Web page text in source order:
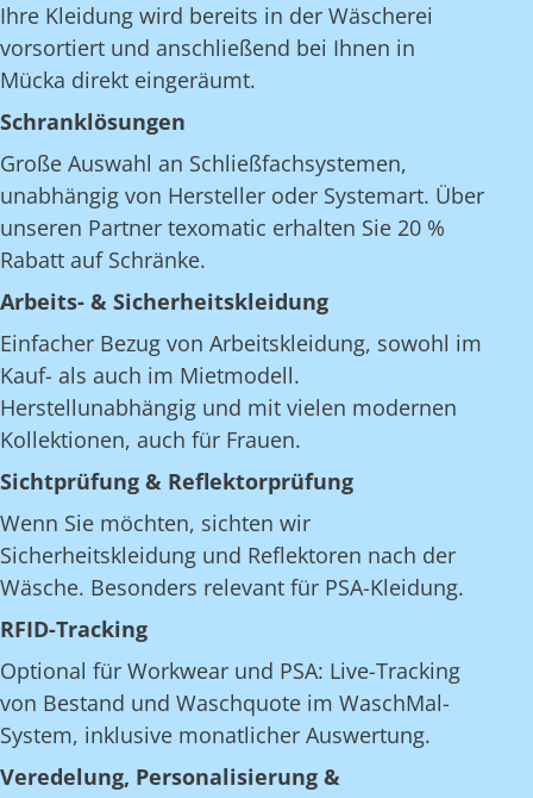
Ihre Kleidung wird bereits in der Wäscherei
vorsortiert und anschließend bei Ihnen in
Mücka direkt eingeräumt.
Schranklösungen
Große Auswahl an Schließfachsystemen,
unabhängig von Hersteller oder Systemart. Über
unseren Partner texomatic erhalten Sie 20 %
Rabatt auf Schränke.
Arbeits- & Sicherheitskleidung
Einfacher Bezug von Arbeitskleidung, sowohl im
Kauf- als auch im Mietmodell.
Herstellunabhängig und mit vielen modernen
Kollektionen, auch für Frauen.
Sichtprüfung & Reflektorprüfung
Wenn Sie möchten, sichten wir
Sicherheitskleidung und Reflektoren nach der
Wäsche. Besonders relevant für PSA-Kleidung.
RFID-Tracking
Optional für Workwear und PSA: Live-Tracking
von Bestand und Waschquote im WaschMal-
System, inklusive monatlicher Auswertung.
Veredelung, Personalisierung &